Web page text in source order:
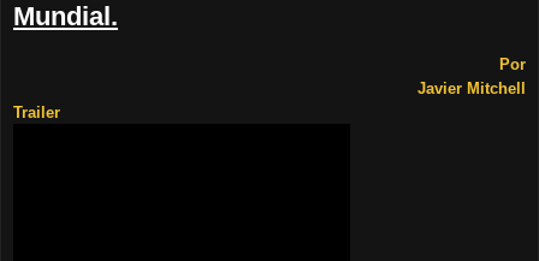
Mundial.
Por
Javier Mitchell
Trailer